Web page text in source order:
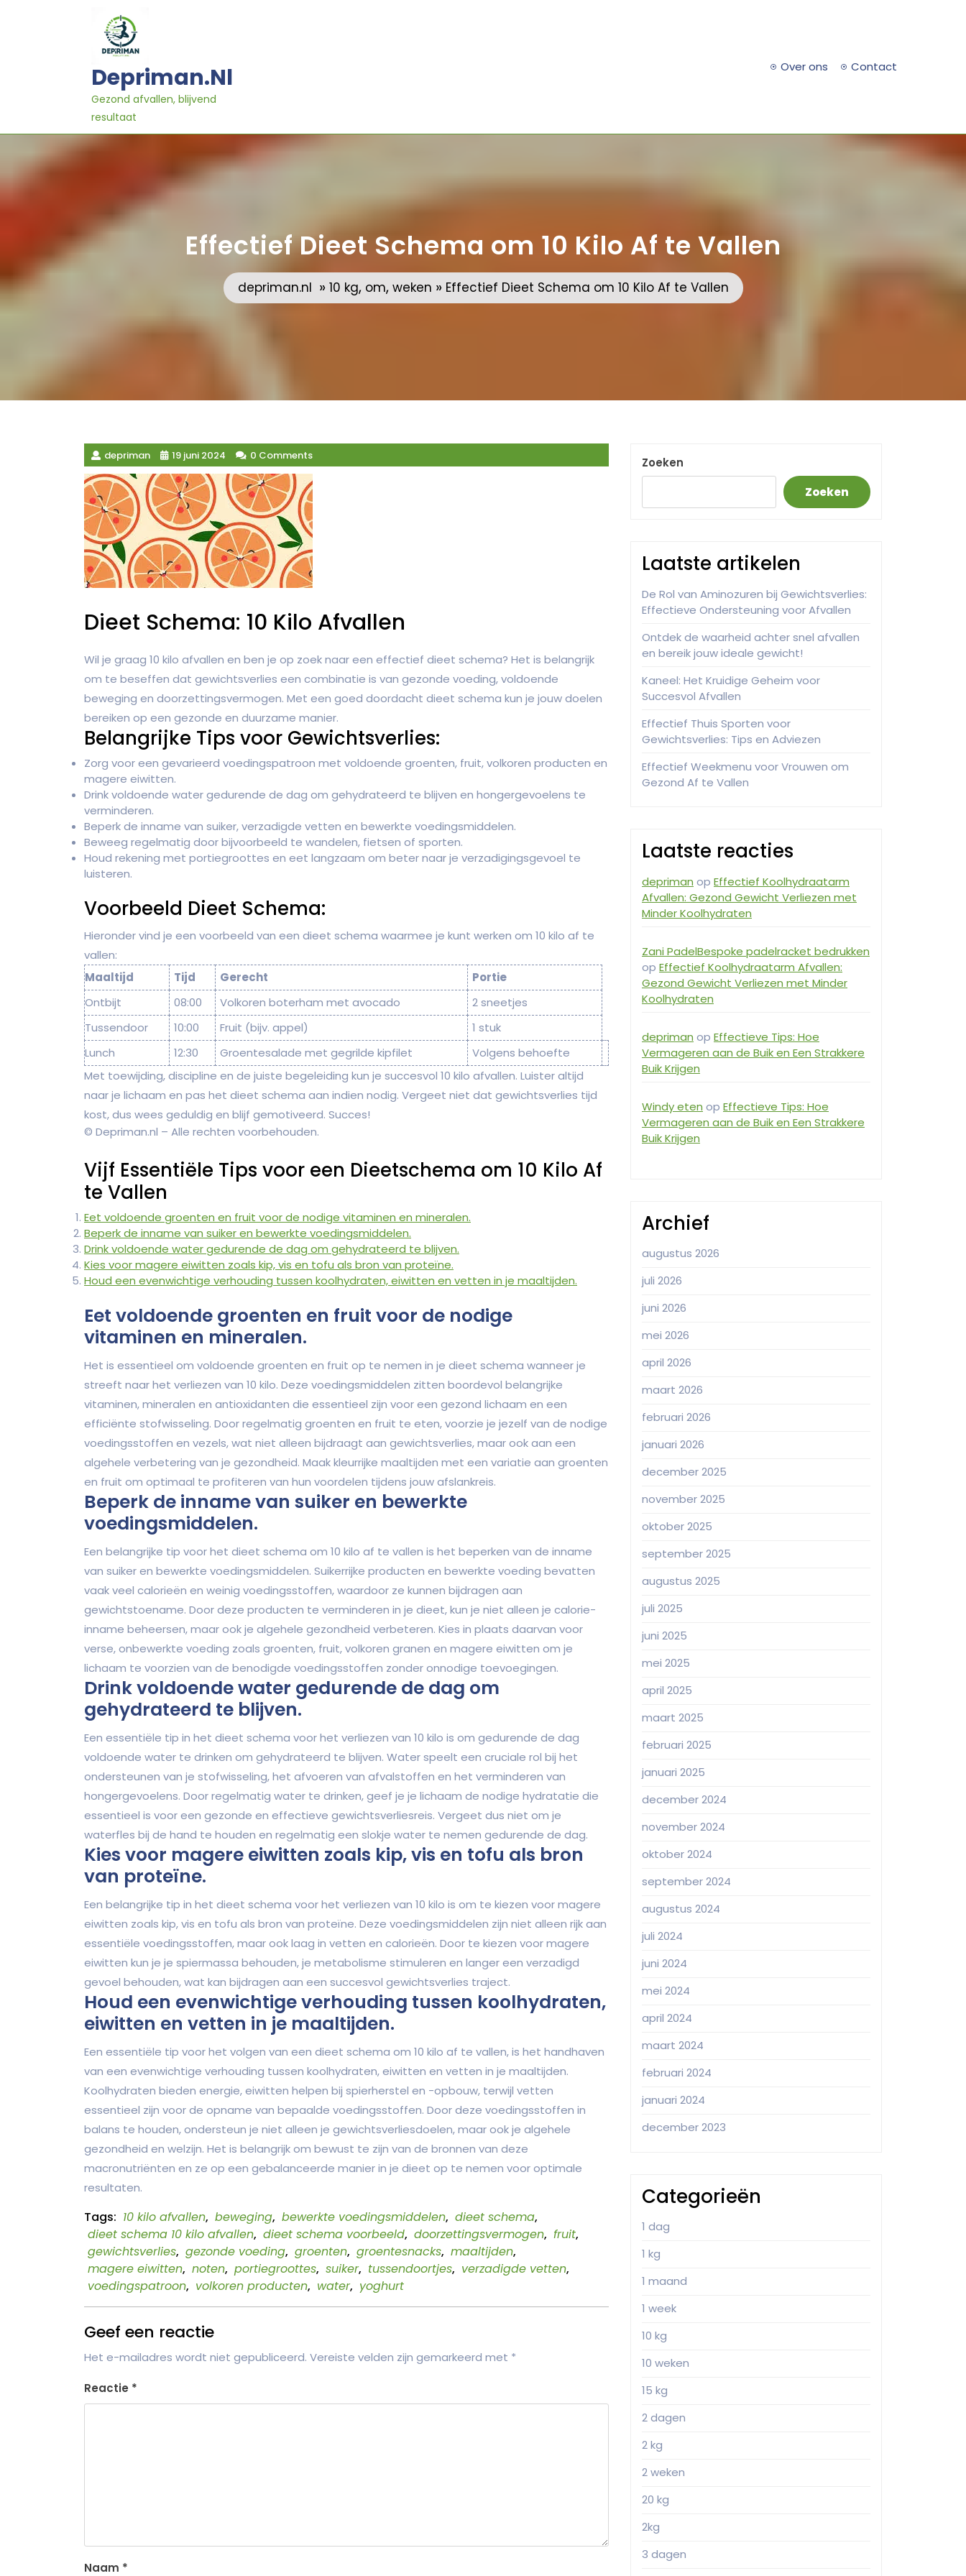
Depriman.nl
Gezond afvallen, blijvend
resultaat
Over ons Contact
Effectief Dieet Schema om 10 Kilo Af te Vallen
depriman.nl » 10 kg, om, weken » Effectief Dieet Schema om 10 Kilo Af te Vallen
depriman 19 juni 2024 0 Comments
Dieet Schema: 10 Kilo Afvallen
Wil je graag 10 kilo afvallen en ben je op zoek naar een effectief dieet schema? Het is belangrijk
om te beseffen dat gewichtsverlies een combinatie is van gezonde voeding, voldoende
beweging en doorzettingsvermogen. Met een goed doordacht dieet schema kun je jouw doelen
bereiken op een gezonde en duurzame manier.
Belangrijke Tips voor Gewichtsverlies:
Zorg voor een gevarieerd voedingspatroon met voldoende groenten, fruit, volkoren producten en
magere eiwitten.
Drink voldoende water gedurende de dag om gehydrateerd te blijven en hongergevoelens te
verminderen.
Beperk de inname van suiker, verzadigde vetten en bewerkte voedingsmiddelen.
Beweeg regelmatig door bijvoorbeeld te wandelen, fietsen of sporten.
Houd rekening met portiegroottes en eet langzaam om beter naar je verzadigingsgevoel te
luisteren.
Voorbeeld Dieet Schema:
Hieronder vind je een voorbeeld van een dieet schema waarmee je kunt werken om 10 kilo af te
vallen:
Maaltijd
Tijd Gerecht
Portie
Ontbijt
08:00 Volkoren boterham met avocado
2 sneetjes
Tussendoor
10:00 Fruit (bijv. appel)
1 stuk
Lunch
12:30 Groentesalade met gegrilde kipfilet
Volgens behoefte
Met toewijding, discipline en de juiste begeleiding kun je succesvol 10 kilo afvallen. Luister altijd
naar je lichaam en pas het dieet schema aan indien nodig. Vergeet niet dat gewichtsverlies tijd
kost, dus wees geduldig en blijf gemotiveerd. Succes!
© Depriman.nl – Alle rechten voorbehouden.
Vijf Essentiële Tips voor een Dieetschema om 10 Kilo Af
te Vallen
Eet voldoende groenten en fruit voor de nodige vitaminen en mineralen.
Beperk de inname van suiker en bewerkte voedingsmiddelen.
Drink voldoende water gedurende de dag om gehydrateerd te blijven.
Kies voor magere eiwitten zoals kip, vis en tofu als bron van proteïne.
Houd een evenwichtige verhouding tussen koolhydraten, eiwitten en vetten in je maaltijden.
Eet voldoende groenten en fruit voor de nodige
vitaminen en mineralen.
Het is essentieel om voldoende groenten en fruit op te nemen in je dieet schema wanneer je
streeft naar het verliezen van 10 kilo. Deze voedingsmiddelen zitten boordevol belangrijke
vitaminen, mineralen en antioxidanten die essentieel zijn voor een gezond lichaam en een
efficiënte stofwisseling. Door regelmatig groenten en fruit te eten, voorzie je jezelf van de nodige
voedingsstoffen en vezels, wat niet alleen bijdraagt aan gewichtsverlies, maar ook aan een
algehele verbetering van je gezondheid. Maak kleurrijke maaltijden met een variatie aan groenten
en fruit om optimaal te profiteren van hun voordelen tijdens jouw afslankreis.
Beperk de inname van suiker en bewerkte
voedingsmiddelen.
Een belangrijke tip voor het dieet schema om 10 kilo af te vallen is het beperken van de inname
van suiker en bewerkte voedingsmiddelen. Suikerrijke producten en bewerkte voeding bevatten
vaak veel calorieën en weinig voedingsstoffen, waardoor ze kunnen bijdragen aan
gewichtstoename. Door deze producten te verminderen in je dieet, kun je niet alleen je calorie-
inname beheersen, maar ook je algehele gezondheid verbeteren. Kies in plaats daarvan voor
verse, onbewerkte voeding zoals groenten, fruit, volkoren granen en magere eiwitten om je
lichaam te voorzien van de benodigde voedingsstoffen zonder onnodige toevoegingen.
Drink voldoende water gedurende de dag om
gehydrateerd te blijven.
Een essentiële tip in het dieet schema voor het verliezen van 10 kilo is om gedurende de dag
voldoende water te drinken om gehydrateerd te blijven. Water speelt een cruciale rol bij het
ondersteunen van je stofwisseling, het afvoeren van afvalstoffen en het verminderen van
hongergevoelens. Door regelmatig water te drinken, geef je je lichaam de nodige hydratatie die
essentieel is voor een gezonde en effectieve gewichtsverliesreis. Vergeet dus niet om je
waterfles bij de hand te houden en regelmatig een slokje water te nemen gedurende de dag.
Kies voor magere eiwitten zoals kip, vis en tofu als bron
van proteïne.
Een belangrijke tip in het dieet schema voor het verliezen van 10 kilo is om te kiezen voor magere
eiwitten zoals kip, vis en tofu als bron van proteïne. Deze voedingsmiddelen zijn niet alleen rijk aan
essentiële voedingsstoffen, maar ook laag in vetten en calorieën. Door te kiezen voor magere
eiwitten kun je je spiermassa behouden, je metabolisme stimuleren en langer een verzadigd
gevoel behouden, wat kan bijdragen aan een succesvol gewichtsverlies traject.
Houd een evenwichtige verhouding tussen koolhydraten,
eiwitten en vetten in je maaltijden.
Een essentiële tip voor het volgen van een dieet schema om 10 kilo af te vallen, is het handhaven
van een evenwichtige verhouding tussen koolhydraten, eiwitten en vetten in je maaltijden.
Koolhydraten bieden energie, eiwitten helpen bij spierherstel en -opbouw, terwijl vetten
essentieel zijn voor de opname van bepaalde voedingsstoffen. Door deze voedingsstoffen in
balans te houden, ondersteun je niet alleen je gewichtsverliesdoelen, maar ook je algehele
gezondheid en welzijn. Het is belangrijk om bewust te zijn van de bronnen van deze
macronutriënten en ze op een gebalanceerde manier in je dieet op te nemen voor optimale
resultaten.
Tags: 10 kilo afvallen, beweging, bewerkte voedingsmiddelen, dieet schema,
dieet schema 10 kilo afvallen, dieet schema voorbeeld, doorzettingsvermogen, fruit,
gewichtsverlies, gezonde voeding, groenten, groentesnacks, maaltijden,
magere eiwitten, noten, portiegroottes, suiker, tussendoortjes, verzadigde vetten,
voedingspatroon, volkoren producten, water, yoghurt
Geef een reactie
Het e-mailadres wordt niet gepubliceerd. Vereiste velden zijn gemarkeerd met *
Reactie *
Naam *
Zoeken
Zoeken
Laatste artikelen
De Rol van Aminozuren bij Gewichtsverlies:
Effectieve Ondersteuning voor Afvallen
Ontdek de waarheid achter snel afvallen
en bereik jouw ideale gewicht!
Kaneel: Het Kruidige Geheim voor
Succesvol Afvallen
Effectief Thuis Sporten voor
Gewichtsverlies: Tips en Adviezen
Effectief Weekmenu voor Vrouwen om
Gezond Af te Vallen
Laatste reacties
depriman op Effectief Koolhydraatarm
Afvallen: Gezond Gewicht Verliezen met
Minder Koolhydraten
Zani PadelBespoke padelracket bedrukken
op Effectief Koolhydraatarm Afvallen:
Gezond Gewicht Verliezen met Minder
Koolhydraten
depriman op Effectieve Tips: Hoe
Vermageren aan de Buik en Een Strakkere
Buik Krijgen
Windy eten op Effectieve Tips: Hoe
Vermageren aan de Buik en Een Strakkere
Buik Krijgen
Archief
augustus 2026
juli 2026
juni 2026
mei 2026
april 2026
maart 2026
februari 2026
januari 2026
december 2025
november 2025
oktober 2025
september 2025
augustus 2025
juli 2025
juni 2025
mei 2025
april 2025
maart 2025
februari 2025
januari 2025
december 2024
november 2024
oktober 2024
september 2024
augustus 2024
juli 2024
juni 2024
mei 2024
april 2024
maart 2024
februari 2024
januari 2024
december 2023
Categorieën
1 dag
1 kg
1 maand
1 week
10 kg
10 weken
15 kg
2 dagen
2 kg
2 weken
20 kg
2kg
3 dagen